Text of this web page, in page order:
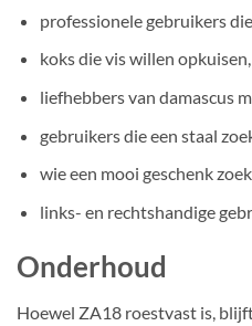
professionele gebruikers
koks die vis willen
liefhebbers van damascus
gebruikers die een staal
wie een mooi geschenk
links- en rechtshandige
Onderhoud
Hoewel ZA18 roestvast is,